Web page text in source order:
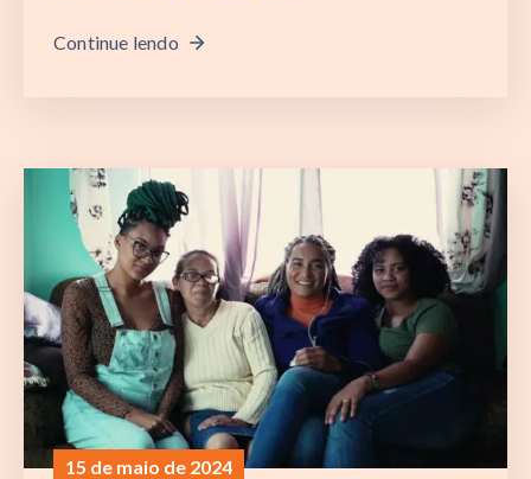
Continue lendo
15 de maio de 2024